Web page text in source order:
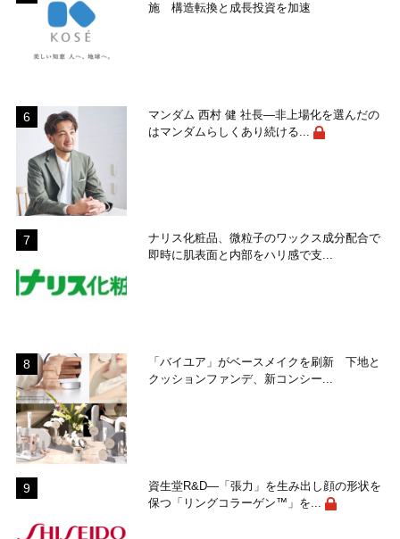
施 構造転換と成長投資を加速
マンダム 西村 健 社長―非上場化を選んだの
はマンダムらしくあり続ける...
ナリス化粧品、微粒子のワックス成分配合で
即時に肌表面と内部をハリ感で支...
「バイユア」がベースメイクを刷新 下地と
クッションファンデ、新コンシー...
資生堂R&D―「張力」を生み出し顔の形状を
保つ「リングコラーゲン™」を...